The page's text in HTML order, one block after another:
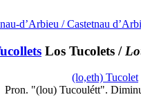
d’Arbieu / Castetnau
Los Tucolets /
(lo,eth) Tucolet
Pron. "(lou) Tucoulétt".